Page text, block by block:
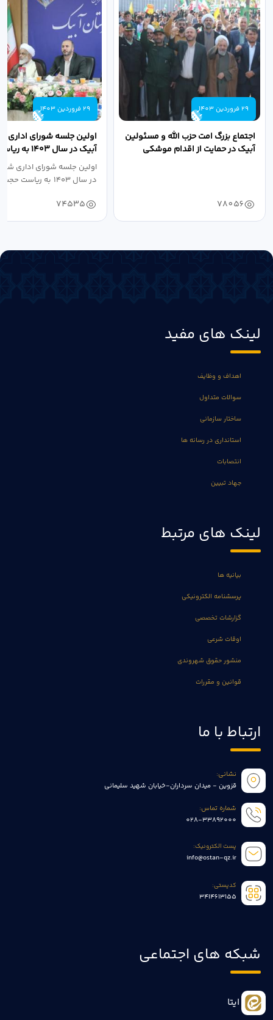
29 فروردین 1403
اجتماع بزرگ امت حزب الله و مسئولین
آبیک در حمایت از اقدام موشکی
78056
29 فروردین 1403
اولین جلسه شورای اداری
آبیک در سال
اله مددخانی...
اولین جلسه شورای اداری
در سال ۱۴۰۳ به ریاست حجت اله...
74535
لینک های مفید
اهداف و وظایف
سوالات متداول
ساختار سازمانی
استانداری در رسانه ها
انتصابات
جهاد تبیین
لینک های مرتبط
بیانیه ها
پرسشنامه الکترونیکی
گزارشات تخصصی
اوقات شرعی
منشور حقوق شهروندی
قوانین و مقررات
ارتباط با ما
نشانی:
قزوین - میدان سرداران-خیابان شهید سلیمانی
شماره تماس:
028-33892000
پست الکترونیک:
info@ostan-qz.ir
کدپستی:
3414613155
شبکه های اجتماعی
ایتا